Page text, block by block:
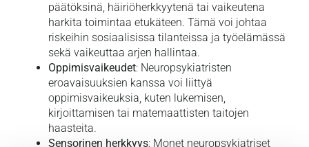
päätöksinä, häiriöherkkyytenä tai vaikeutena
harkita toimintaa etukäteen. Tämä voi johtaa
riskeihin sosiaalisissa tilanteissa ja työelämässä
sekä vaikeuttaa arjen hallintaa.
Oppimisvaikeudet: Neuropsykiatristen
eroavaisuuksien kanssa voi liittyä
oppimisvaikeuksia, kuten lukemisen,
kirjoittamisen tai matemaattisten taitojen
haasteita.
Sensorinen herkkyys: Monet neuropsykiatriset